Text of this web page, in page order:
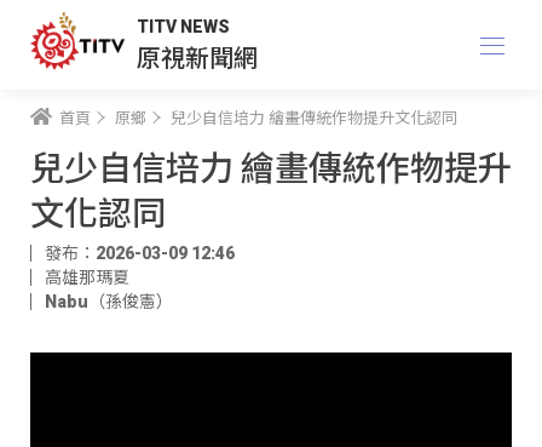
TITV NEWS
原視新聞網
首頁 原鄉 兒少自信培力 繪畫傳統作物提升文化認同
兒少自信培力 繪畫傳統作物提升
文化認同
發布：2026-03-09 12:46
高雄那瑪夏
Nabu（孫俊憲）